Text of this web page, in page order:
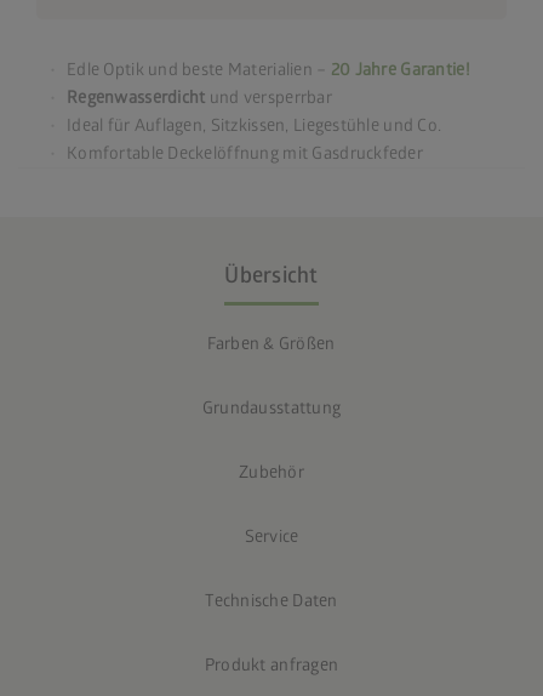
Edle Optik und beste Materialien – 20 Jahre Garantie!
Regenwasserdicht und versperrbar
Ideal für Auflagen, Sitzkissen, Liegestühle und Co.
Komfortable Deckelöffnung mit Gasdruckfeder
Übersicht
Farben & Größen
Grundausstattung
Zubehör
Service
Technische Daten
Produkt anfragen